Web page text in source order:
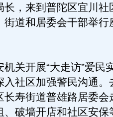
长，来到普陀区宜川社
街道和居委会干部举行
开展“大走访”爱民
入社区加强警民沟通。
长寿街道普雄路居委会
、破墙开店和社区安保